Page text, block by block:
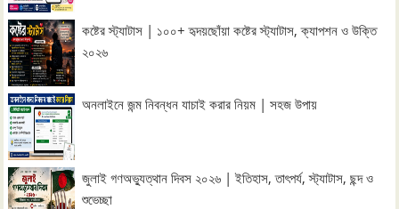
কষ্টের স্ট্যাটাস | ১০০+ হৃদয়ছোঁয়া কষ্টের স্ট্যাটাস, ক্যাপশন ও উক্তি
২০২৬
অনলাইনে জন্ম নিবন্ধন যাচাই করার নিয়ম | সহজ উপায়
জুলাই গণঅভ্যুত্থান দিবস ২০২৬ | ইতিহাস, তাৎপর্য, স্ট্যাটাস, ছন্দ ও
শুভেচ্ছা